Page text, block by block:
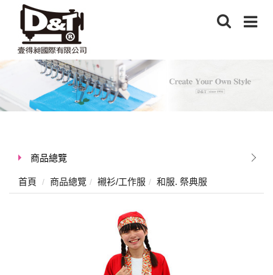
商品總覽
首頁 商品總覽 襯衫/工作服 和服. 祭典服